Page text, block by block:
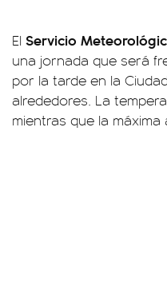
El Servicio
una jornada que será
por la tarde en la
alrededores. La
mientras que la máxima